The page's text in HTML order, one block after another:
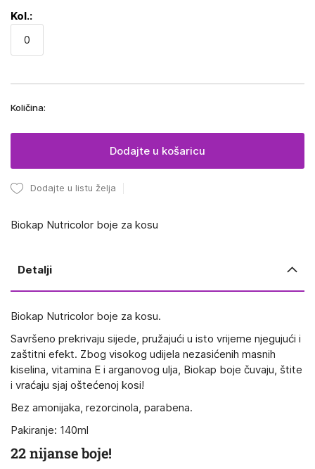
Količina:
Dodajte u košaricu
Dodajte u listu želja
Biokap Nutricolor boje za kosu
Detalji
Biokap Nutricolor boje za kosu.
Savršeno prekrivaju sijede, pružajući u isto vrijeme njegujući i
zaštitni efekt. Zbog visokog udijela nezasićenih masnih
kiselina, vitamina E i arganovog ulja, Biokap boje čuvaju, štite
i vraćaju sjaj oštećenoj kosi!
Bez amonijaka, rezorcinola, parabena.
Pakiranje: 140ml
22 nijanse boje!